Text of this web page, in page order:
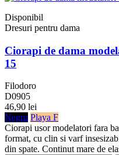
Disponibil
Dresuri pentru dama
Ciorapi de dama
15
Filodoro
D0905
46,90 lei
Negru Playa F
Ciorapi usor modelatori fara
format, cu clin si varf
din spate. Continut mare de